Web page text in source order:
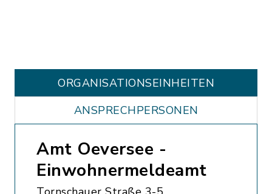
ORGANISATIONS­EINHEITEN
ANSPRECHPERSONEN
Amt Oeversee -
Einwohnermeldeamt